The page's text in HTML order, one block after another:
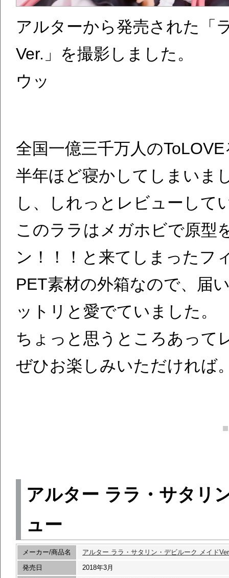
アルターから発売された「
Ver.」を撮影しました。
ウッ
全国一億三千万人の
半年ほど寝かしてしまいま
し、しれっとレビューして
このララはメガホビで原型
ン！！！と来てしまったフ
PET素材の外箱なので、届
ットリと愛でていました。
ちょっと思うところあって
ぜひお楽しみいただければ
アルター ララ・サタリ
ュー
メーカー/商品名
アルター ララ・サタリン・デビルーク メイド
発売日
2018年3月